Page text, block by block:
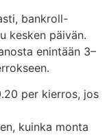
bankroll-
kesken päivän.
enintään 3–
per kierros, jos
kuinka monta